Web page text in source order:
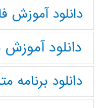
دانلود
دانلود
دانلود برنامه